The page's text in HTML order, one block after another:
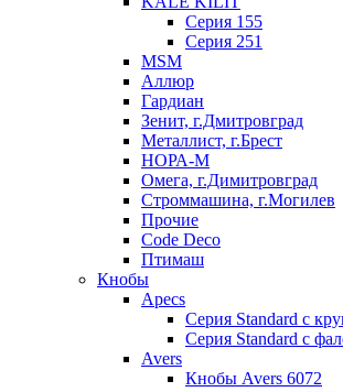
Серия 155
Серия 251
MSM
Аллюр
Гардиан
Зенит, г.Дмитровград
Металлист, г.Брест
НОРА-М
Омега, г.Димитровград
Строммашина, г.Могилев
Прочие
Code Deco
Птимаш
Кнобы
Apecs
Серия Standard с
Серия Standard с
Avers
Кнобы Avers 6072